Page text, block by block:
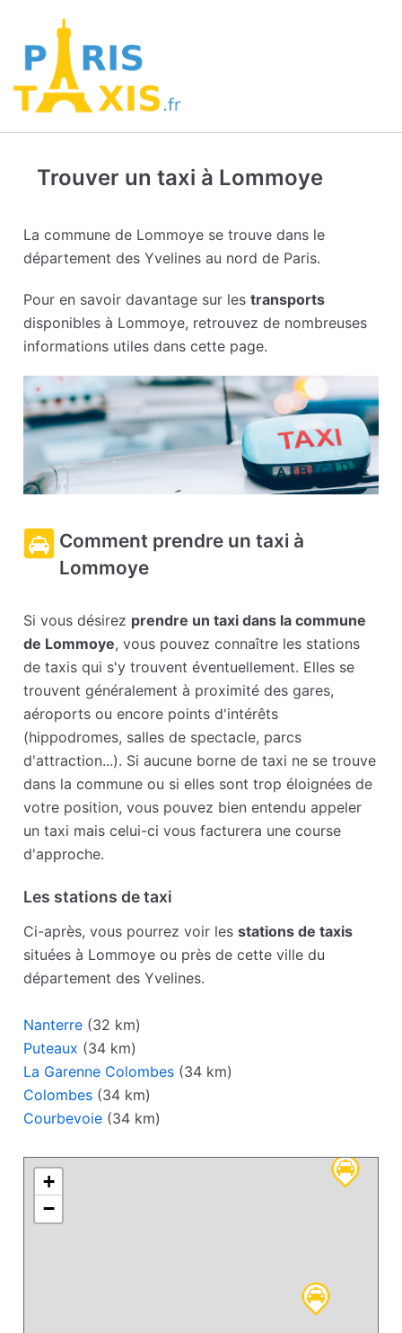
Trouver un taxi à Lommoye
La commune de Lommoye se trouve dans le
département des Yvelines au nord de Paris.
Pour en savoir davantage sur lestransports
disponibles à Lommoye, retrouvez de nombreuses
informations utiles dans cette page.
Comment prendre un taxi à
Lommoye
Si vous désirez prendre un taxi dans la commune
de Lommoye, vous pouvez connaître les stations
de taxis qui s'y trouvent éventuellement. Elles se
trouvent généralement à proximité des gares,
aéroports ou encore points d'intérêts
(hippodromes, salles de spectacle, parcs
d'attraction...). Si aucune borne de taxi ne se trouve
dans la commune ou si elles sont trop éloignées de
votre position, vous pouvez bien entendu appeler
un taxi mais celui-ci vous facturera une course
d'approche.
Les stations de taxi
Ci-après, vous pourrez voir lesstations de taxis
situées à Lommoye ou près de cette ville du
département des Yvelines.
Nanterre (32 km)
Puteaux (34 km)
La Garenne Colombes (34 km)
Colombes (34 km)
Courbevoie (34 km)
+
−